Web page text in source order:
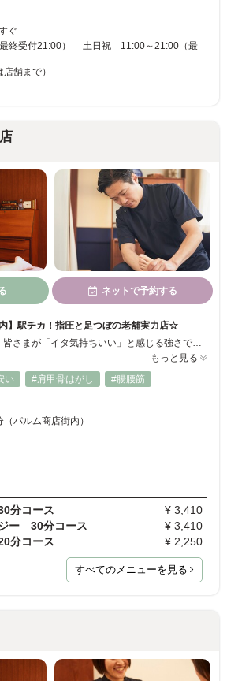
ぐ
終受付21:00） 土日祝 11:00～21:00（最
舗まで）
ネットで予約する
】駅チカ！指圧と足つぼの老舗実力店☆
”疲れを0” にリセット！！皆さまが「イタ気持ちいい」と感じる強さで、ひとりひとりに合ったマッサージをしていきます♪口コミでどんどん広がっている、今話題の人気サロンです☆足つぼはもちろん、ハンドリフレクソロジーや整体も自信アリ！揉み返しもありません！安く手短にリフレッシュしたい。そんな方にオススメの実力派サロンです*.°駐車場有◎
もっと見る
い #肩甲骨はがし
#腸腰筋
パルム商店街内）
分コース
¥ 3,410
ー 30分コース
¥ 3,410
分コース
¥ 2,250
すべてのメニューを見る